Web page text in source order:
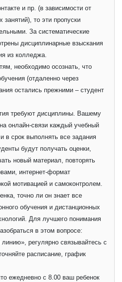
и пр. (в зависимости от
то эти пропуски
За систематические
дисциплинарные взыскания
из колледжа.
необходимо осознать, что
(отдаленно через
остались прежними – студент
требуют дисциплины. Вашему
онлайн-связи каждый учебный
в срок выполнять все задания
будут получать оценки,
новый материал, повторять
интернет-формат
мотивацией и самоконтролем.
точно ли он знает все
обучения и дистанционных
Для лучшего понимания
в этом вопросе:
регулярно связывайтесь с
расписание, график
ежедневно с 8.00 ваш ребенок